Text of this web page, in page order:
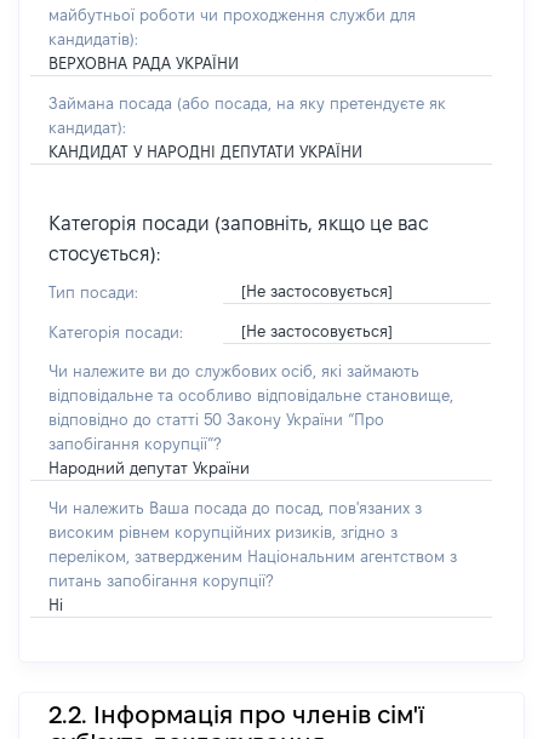
майбутньої роботи чи проходження служби для
кандидатів):
ВЕРХОВНА РАДА УКРАЇНИ
Займана посада (або посада, на яку претендуєте як
кандидат):
КАНДИДАТ У НАРОДНІ ДЕПУТАТИ УКРАЇНИ
Категорія посади (заповніть, якщо це вас
стосується):
Тип посади: [Не застосовується]
Категорія посади: [Не застосовується]
Чи належите ви до службових осіб, які займають
відповідальне та особливо відповідальне становище,
відповідно до статті 50 Закону України “Про
запобігання корупції”?
Народний депутат України
Чи належить Ваша посада до посад, пов'язаних з
високим рівнем корупційних ризиків, згідно з
переліком, затвердженим Національним агентством з
питань запобігання корупції?
Ні
2.2. Інформація про членів сім'ї